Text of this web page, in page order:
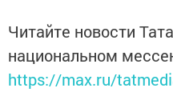
Читайте новости
национальном
https://max.ru/